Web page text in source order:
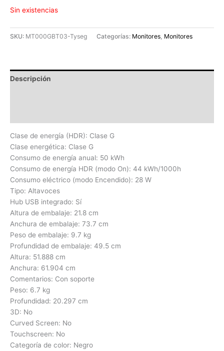
Sin existencias
SKU: MT000GBT03-Tyseg Categorías: Monitores, Monitores
Descripción
Clase de energía (HDR): Clase G
Clase energética: Clase G
Consumo de energía anual: 50 kWh
Consumo de energía HDR (modo On): 44 kWh/1000h
Consumo eléctrico (modo Encendido): 28 W
Tipo: Altavoces
Hub USB integrado: Sí
Altura de embalaje: 21.8 cm
Anchura de embalaje: 73.7 cm
Peso de embalaje: 9.7 kg
Profundidad de embalaje: 49.5 cm
Altura: 51.888 cm
Anchura: 61.904 cm
Comentarios: Con soporte
Peso: 6.7 kg
Profundidad: 20.297 cm
3D: No
Curved Screen: No
Touchscreen: No
Categoría de color: Negro